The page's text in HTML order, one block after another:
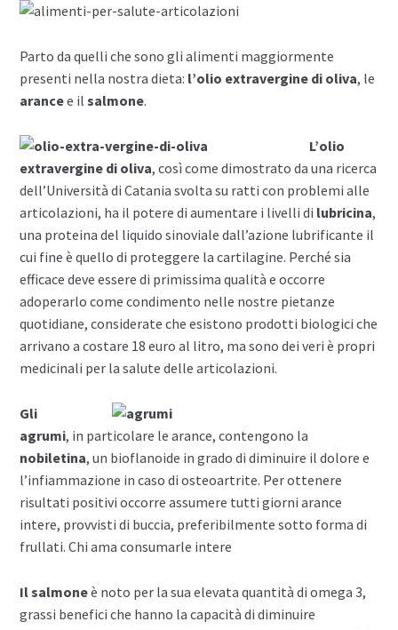
Parto da quelli che sono gli alimenti maggiormente
presenti nella nostra dieta: l’olio extravergine di oliva, le
arancee il salmone.
L’olio
extravergine di oliva, così come dimostrato da una ricerca
dell’Università di Catania svolta su ratti con problemi alle
articolazioni, ha il potere di aumentare i livelli di lubricina,
una proteina del liquido sinoviale dall’azione lubrificante il
cui fine è quello di proteggere la cartilagine. Perché sia
efficace deve essere di primissima qualità e occorre
adoperarlo come condimento nelle nostre pietanze
quotidiane, considerate che esistono prodotti biologici che
arrivano a costare 18 euro al litro, ma sono dei veri è propri
medicinali per la salute delle articolazioni.
Gli
agrumi, in particolare le arance, contengono la
nobiletina, un bioflanoide in grado di diminuire il dolore e
l’infiammazione in caso di osteoartrite. Per ottenere
risultati positivi occorre assumere tutti giorni arance
intere, provvisti di buccia, preferibilmente sotto forma di
frullati. Chi ama consumarle intere
Il salmoneè noto per la sua elevata quantità di omega 3,
grassi benefici che hanno la capacità di diminuire